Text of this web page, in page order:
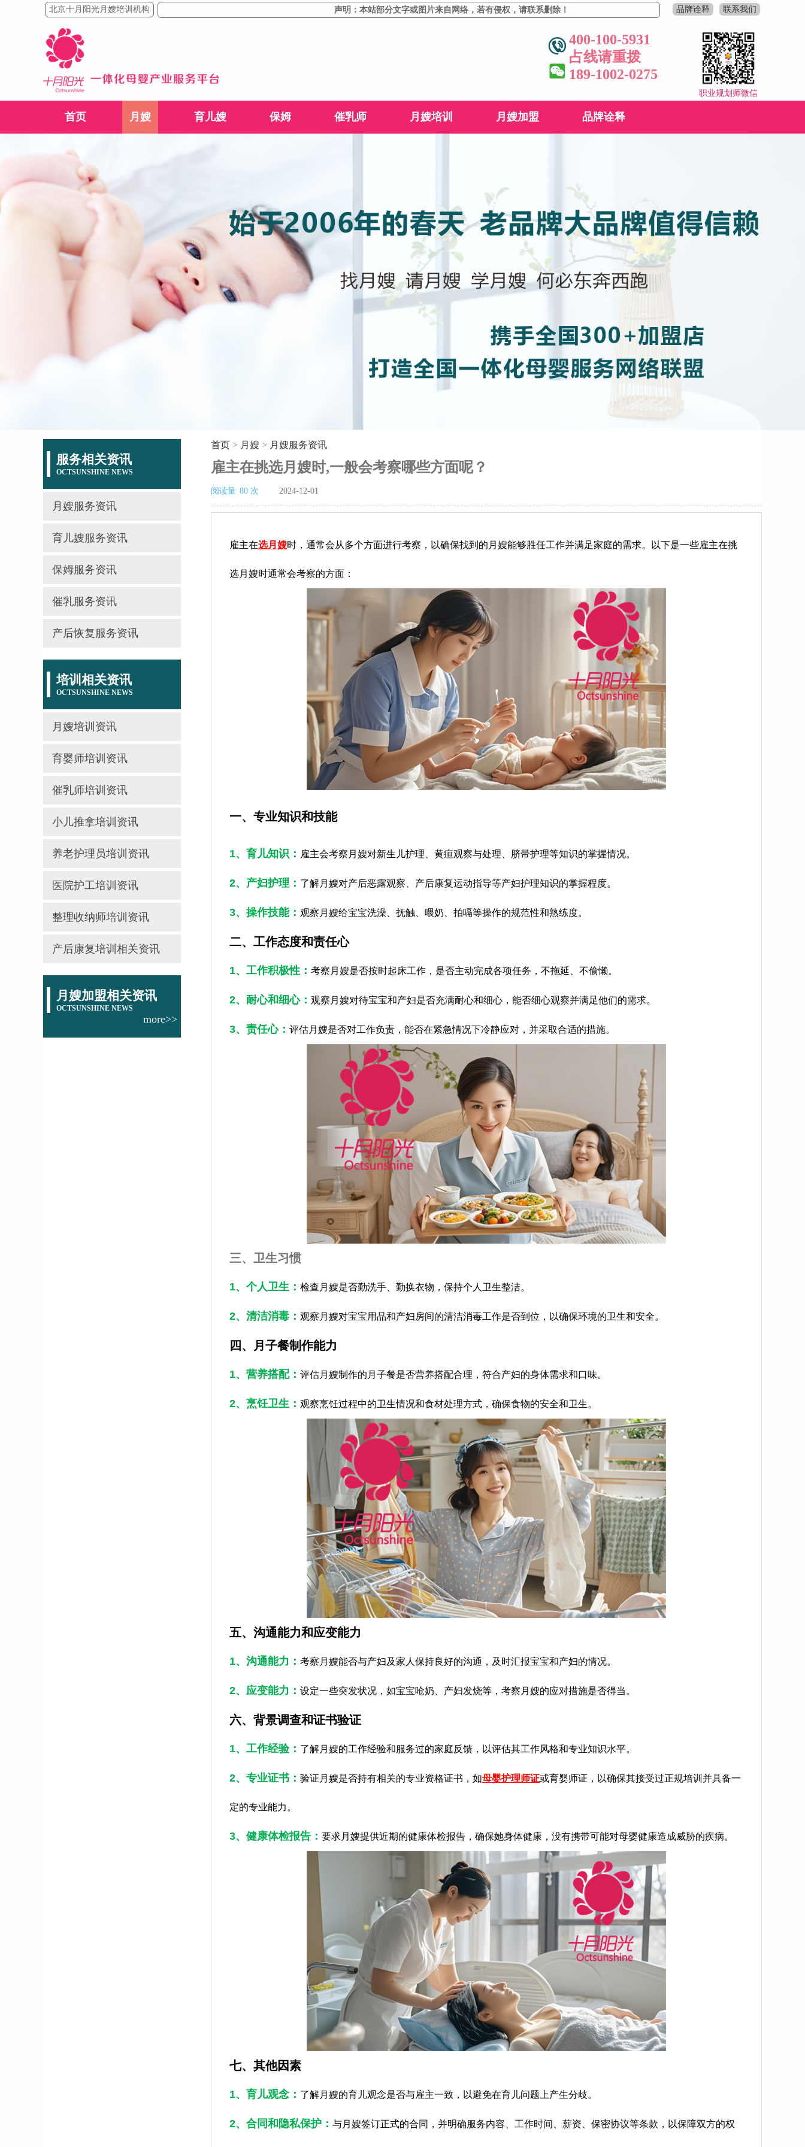
北京十月阳光月嫂培训机构 声明：本站部分文字或图片来自网络，若有侵权，请联系删除！ 品牌诠释 联系我们
职业规划师微信
400-100-5931
占线请重拨
189-1002-0275
首页 月嫂 育儿嫂 保姆 催乳师 月嫂培训 月嫂加盟 品牌诠释
服务相关资讯
OCTSUNSHINE NEWS
月嫂服务资讯
育儿嫂服务资讯
保姆服务资讯
催乳服务资讯
产后恢复服务资讯
培训相关资讯
OCTSUNSHINE NEWS
月嫂培训资讯
育婴师培训资讯
催乳师培训资讯
小儿推拿培训资讯
养老护理员培训资讯
医院护工培训资讯
整理收纳师培训资讯
产后康复培训相关资讯
月嫂加盟相关资讯
OCTSUNSHINE NEWS
more>>
首页 > 月嫂 > 月嫂服务资讯
雇主在挑选月嫂时,一般会考察哪些方面呢？
阅读量 80 次 2024-12-01
雇主在选月嫂时，通常会从多个方面进行考察，以确保找到的月嫂能够胜任工作并满足家庭的需求。以下是一些雇主在挑
选月嫂时通常会考察的方面：
一、专业知识和技能
1、育儿知识： 雇主会考察月嫂对新生儿护理、黄疸观察与处理、脐带护理等知识的掌握情况。
2、产妇护理： 了解月嫂对产后恶露观察、产后康复运动指导等产妇护理知识的掌握程度。
3、操作技能： 观察月嫂给宝宝洗澡、抚触、喂奶、拍嗝等操作的规范性和熟练度。
二、工作态度和责任心
1、工作积极性： 考察月嫂是否按时起床工作，是否主动完成各项任务，不拖延、不偷懒。
2、耐心和细心： 观察月嫂对待宝宝和产妇是否充满耐心和细心，能否细心观察并满足他们的需求。
3、责任心： 评估月嫂是否对工作负责，能否在紧急情况下冷静应对，并采取合适的措施。
三、卫生习惯
1、个人卫生： 检查月嫂是否勤洗手、勤换衣物，保持个人卫生整洁。
2、清洁消毒： 观察月嫂对宝宝用品和产妇房间的清洁消毒工作是否到位，以确保环境的卫生和安全。
四、月子餐制作能力
1、营养搭配： 评估月嫂制作的月子餐是否营养搭配合理，符合产妇的身体需求和口味。
2、烹饪卫生： 观察烹饪过程中的卫生情况和食材处理方式，确保食物的安全和卫生。
五、沟通能力和应变能力
1、沟通能力： 考察月嫂能否与产妇及家人保持良好的沟通，及时汇报宝宝和产妇的情况。
2、应变能力： 设定一些突发状况，如宝宝呛奶、产妇发烧等，考察月嫂的应对措施是否得当。
六、背景调查和证书验证
1、工作经验： 了解月嫂的工作经验和服务过的家庭反馈，以评估其工作风格和专业知识水平。
2、专业证书： 验证月嫂是否持有相关的专业资格证书，如母婴护理师证或育婴师证，以确保其接受过正规培训并具备一
定的专业能力。
3、健康体检报告： 要求月嫂提供近期的健康体检报告，确保她身体健康，没有携带可能对母婴健康造成威胁的疾病。
七、其他因素
1、育儿观念： 了解月嫂的育儿观念是否与雇主一致，以避免在育儿问题上产生分歧。
2、合同和隐私保护： 与月嫂签订正式的合同，并明确服务内容、工作时间、薪资、保密协议等条款，以保障双方的权